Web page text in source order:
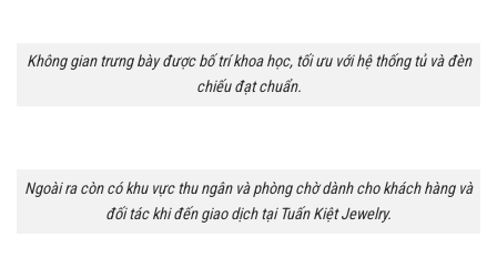
Không gian trưng bày được bố trí khoa học, tối ưu với hệ thống tủ và đèn
chiếu đạt chuẩn.
Ngoài ra còn có khu vực thu ngân và phòng chờ dành cho khách hàng và
đối tác khi đến giao dịch tại Tuấn Kiệt Jewelry.